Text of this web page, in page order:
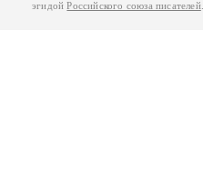
эгидойРоссийского союза писателей.